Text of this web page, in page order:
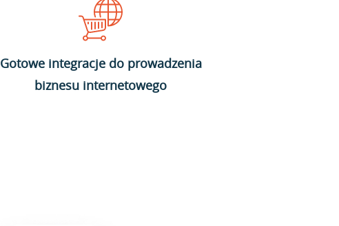
Gotowe integracje do prowadzenia
biznesu internetowego